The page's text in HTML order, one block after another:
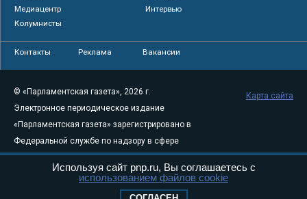
Медиацентр
Интервью
Колумнисты
Контакты Реклама Вакансии
© «Парламентская газета», 2026 г.
Электронное периодическое издание
«Парламентская газета» зарегистрировано в
Федеральной службе по надзору в сфере
связи, информационных технологий и
массовых коммуникаций (Роскомнадзор) 05
Карта сайта
Используя сайт pnp.ru, Вы соглашаетесь с
использованием файлов cookie